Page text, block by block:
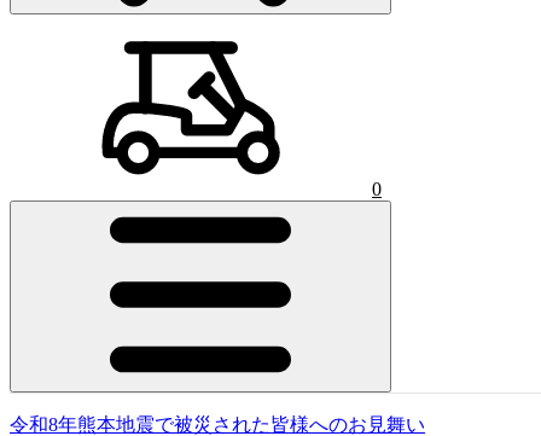
0
令和8年熊本地震で被災された皆様へのお見舞い